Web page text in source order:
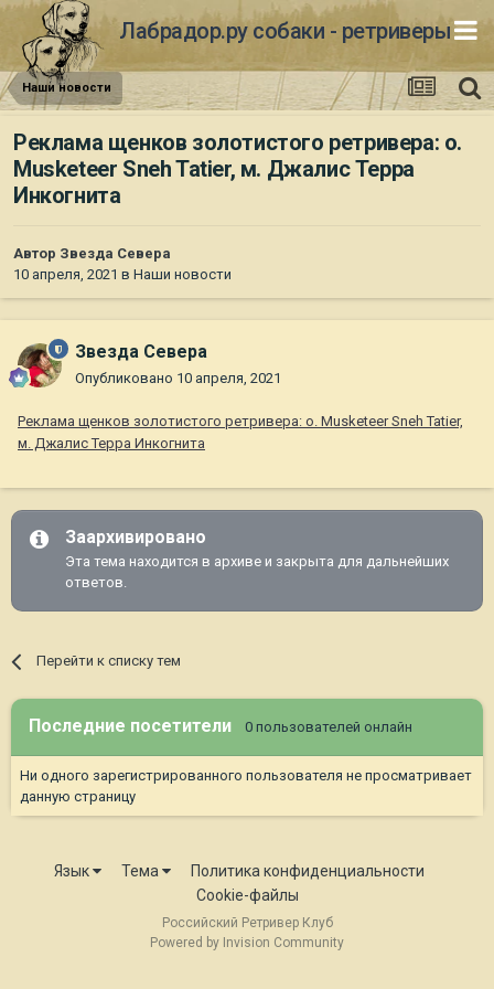
Лабрадор.ру собаки - ретриверы
Наши новости
Реклама щенков золотистого ретривера: о.
Musketeer Sneh Tatier, м. Джалис Терра
Инкогнита
Автор Звезда Севера
10 апреля, 2021 в Наши новости
Звезда Севера
Опубликовано 10 апреля, 2021
Реклама щенков золотистого ретривера: о. Musketeer Sneh Tatier,
м. Джалис Терра Инкогнита
Заархивировано
Эта тема находится в архиве и закрыта для дальнейших
ответов.
Перейти к списку тем
Последние посетители 0 пользователей онлайн
Ни одного зарегистрированного пользователя не просматривает
данную страницу
Язык Тема
Политика конфиденциальности
Cookie-файлы
Российский Ретривер Клуб
Powered by Invision Community